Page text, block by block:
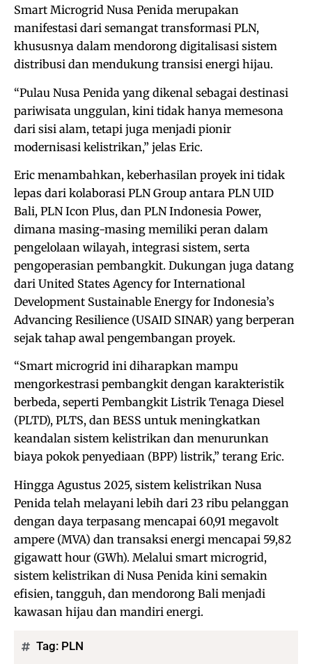
Smart Microgrid Nusa Penida merupakan
manifestasi dari semangat transformasi PLN,
khususnya dalam mendorong digitalisasi sistem
distribusi dan mendukung transisi energi hijau.
“Pulau Nusa Penida yang dikenal sebagai destinasi
pariwisata unggulan, kini tidak hanya memesona
dari sisi alam, tetapi juga menjadi pionir
modernisasi kelistrikan,” jelas Eric.
Eric menambahkan, keberhasilan proyek ini tidak
lepas dari kolaborasi PLN Group antara PLN UID
Bali, PLN Icon Plus, dan PLN Indonesia Power,
dimana masing-masing memiliki peran dalam
pengelolaan wilayah, integrasi sistem, serta
pengoperasian pembangkit. Dukungan juga datang
dari United States Agency for International
Development Sustainable Energy for Indonesia’s
Advancing Resilience (USAID SINAR) yang berperan
sejak tahap awal pengembangan proyek.
“Smart microgrid ini diharapkan mampu
mengorkestrasi pembangkit dengan karakteristik
berbeda, seperti Pembangkit Listrik Tenaga Diesel
(PLTD), PLTS, dan BESS untuk meningkatkan
keandalan sistem kelistrikan dan menurunkan
biaya pokok penyediaan (BPP) listrik,” terang Eric.
Hingga Agustus 2025, sistem kelistrikan Nusa
Penida telah melayani lebih dari 23 ribu pelanggan
dengan daya terpasang mencapai 60,91 megavolt
ampere (MVA) dan transaksi energi mencapai 59,82
gigawatt hour (GWh). Melalui smart microgrid,
sistem kelistrikan di Nusa Penida kini semakin
efisien, tangguh, dan mendorong Bali menjadi
kawasan hijau dan mandiri energi.
Tag: PLN